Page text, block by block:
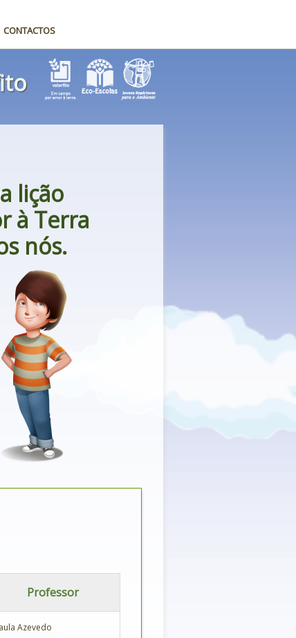
CONTACTOS
lição
à Terra
nós.
Professor
Azevedo